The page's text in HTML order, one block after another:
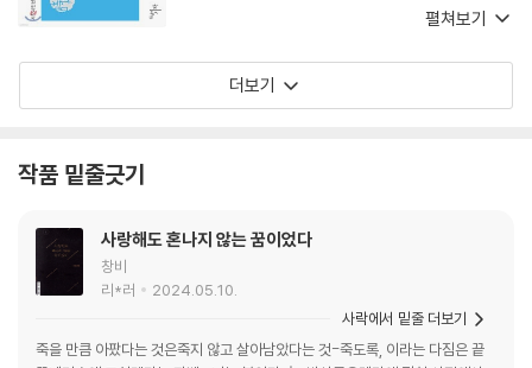
시인은 시집 전편을 통하여 그늘과 상실을 노래한
신이다. 우리가 세상이고 나라이기 때문이다. 그
러나 시인은 아직 소년의 얼굴을 하고 있다. 소년
펼쳐보기
더보기
작품 밑줄긋기
사랑해도 혼나지 않는 꿈이었다
창비
리*러
2024.05.10.
죽을 만큼 아팠다는 것은죽지 않고 살아남았다는 것-죽도록, 이라는 다짐은 끝
사락에서 밑줄 더보기